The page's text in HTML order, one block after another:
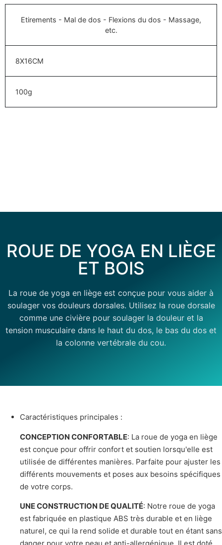
Etirements - Mal de dos - Flexions du dos - Massage,
etc.
8X16CM
100g
ROUE DE YOGA EN LIÈGE
ET BOIS
La roue de yoga en liège est conçue pour vous aider à
soulager vos douleurs dorsales. Utilisez la roue dorsale
comme une civière pour soulager la douleur et la
tension musculaire dans le haut du dos, le bas du dos et
la colonne vertébrale du cou.
Caractéristiques principales :
CONCEPTION CONFORTABLE: La roue de yoga en liège
est conçue pour offrir confort et soutien lorsqu'elle est
utilisée de différentes manières. Parfaite pour ajuster les
différents mouvements et poses aux besoins spécifiques
de votre corps.
UNE CONSTRUCTION DE QUALITÉ: Notre roue de yoga
est fabriquée en plastique ABS très durable et en liège
naturel, ce qui la rend solide et durable tout en étant sans